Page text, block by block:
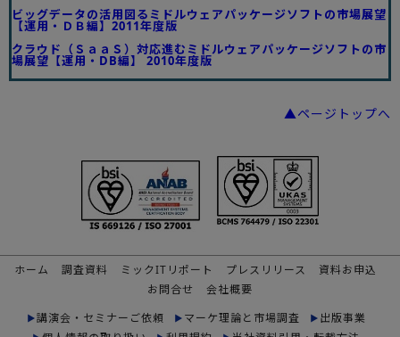
ビッグデータの活用図るミドルウェアパッケージソフトの市場展望
【運用・ＤＢ編】2011年度版
クラウド（ＳａａＳ）対応進むミドルウェアパッケージソフトの市
場展望【運用・DB編】 2010年度版
▲ページトップへ
ホーム 調査資料 ミックITリポート プレスリリース
資料お申込
お問合せ
会社概要
講演会・セミナーご依頼
マーケ理論と市場調査
出版事業